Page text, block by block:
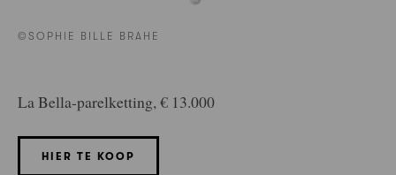
©SOPHIE BILLE BRAHE
La Bella-parelketting, € 13.000
HIER TE KOOP